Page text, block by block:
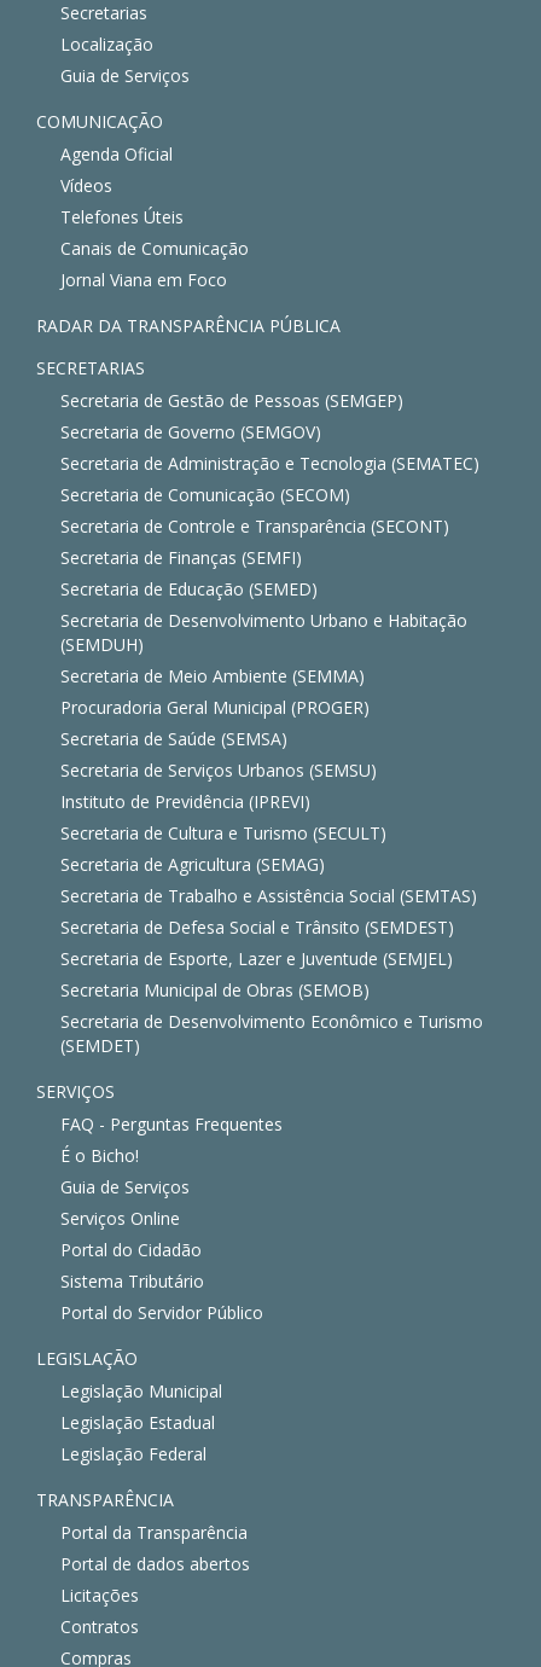
Secretarias
Localização
Guia de Serviços
COMUNICAÇÃO
Agenda Oficial
Vídeos
Telefones Úteis
Canais de Comunicação
Jornal Viana em Foco
RADAR DA TRANSPARÊNCIA PÚBLICA
SECRETARIAS
Secretaria de Gestão de Pessoas (SEMGEP)
Secretaria de Governo (SEMGOV)
Secretaria de Administração e Tecnologia (SEMATEC)
Secretaria de Comunicação (SECOM)
Secretaria de Controle e Transparência (SECONT)
Secretaria de Finanças (SEMFI)
Secretaria de Educação (SEMED)
Secretaria de Desenvolvimento Urbano e Habitação
(SEMDUH)
Secretaria de Meio Ambiente (SEMMA)
Procuradoria Geral Municipal (PROGER)
Secretaria de Saúde (SEMSA)
Secretaria de Serviços Urbanos (SEMSU)
Instituto de Previdência (IPREVI)
Secretaria de Cultura e Turismo (SECULT)
Secretaria de Agricultura (SEMAG)
Secretaria de Trabalho e Assistência Social (SEMTAS)
Secretaria de Defesa Social e Trânsito (SEMDEST)
Secretaria de Esporte, Lazer e Juventude (SEMJEL)
Secretaria Municipal de Obras (SEMOB)
Secretaria de Desenvolvimento Econômico e Turismo
(SEMDET)
SERVIÇOS
FAQ - Perguntas Frequentes
É o Bicho!
Guia de Serviços
Serviços Online
Portal do Cidadão
Sistema Tributário
Portal do Servidor Público
LEGISLAÇÃO
Legislação Municipal
Legislação Estadual
Legislação Federal
TRANSPARÊNCIA
Portal da Transparência
Portal de dados abertos
Licitações
Contratos
Compras